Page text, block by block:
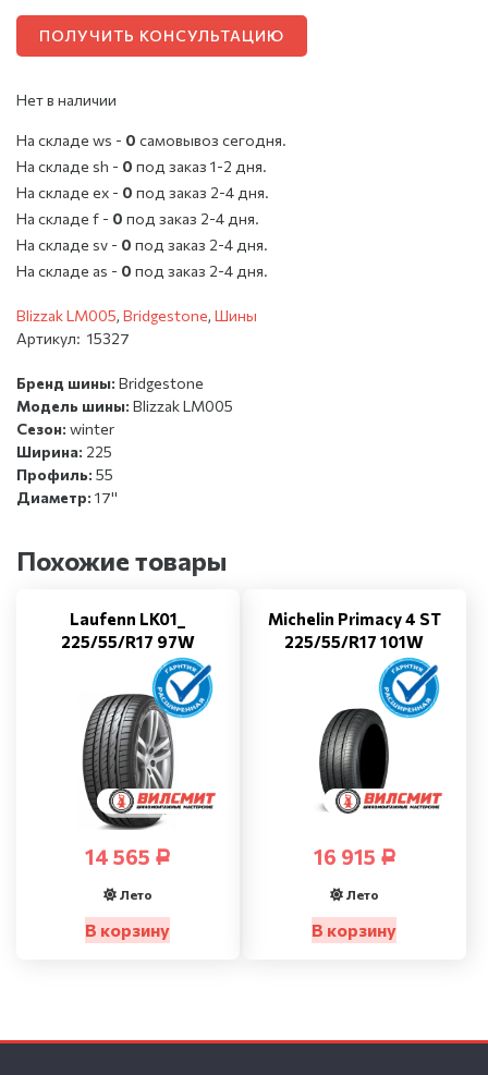
ПОЛУЧИТЬ КОНСУЛЬТАЦИЮ
Нет в наличии
На складе ws - 0 cамовывоз сегодня.
На складе sh - 0 под заказ 1-2 дня.
На складе ex - 0 под заказ 2-4 дня.
На складе f - 0 под заказ 2-4 дня.
На складе sv - 0 под заказ 2-4 дня.
На складе as - 0 под заказ 2-4 дня.
Blizzak LM005, Bridgestone, Шины
Артикул: 15327
Бренд шины: Bridgestone
Модель шины: Blizzak LM005
Сезон: winter
Ширина: 225
Профиль: 55
Диаметр: 17''
Похожие товары
Laufenn LK01_
225/55/R17 97W
14 565 Р
Лето
В корзину
Michelin Primacy 4 ST
225/55/R17 101W
16 915 Р
Лето
В корзину